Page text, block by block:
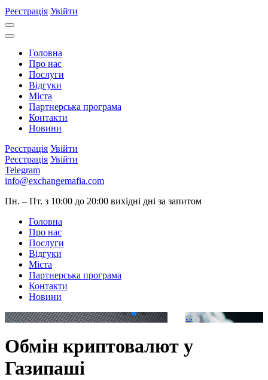
Реєстрація Увійти
Головна
Про нас
Послуги
Відгуки
Міста
Партнерська програма
Контакти
Новини
Реєстрація Увійти
Реєстрація Увійти
Telegram
info@exchangemafia.com
Пн. – Пт. з 10:00 до 20:00 вихідні дні за запитом
Головна
Про нас
Послуги
Відгуки
Міста
Партнерська програма
Контакти
Новини
. .
Обмін криптовалют у
Газипаші